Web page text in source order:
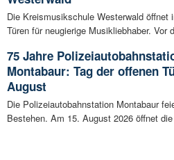
Die Kreismusikschule Westerwald öffnet
Türen für neugierige Musikliebhaber. Vor
75 Jahre
Montabaur: Tag der offenen
August
Die Polizeiautobahnstation Montabaur
Bestehen. Am 15. August 2026 öffnet